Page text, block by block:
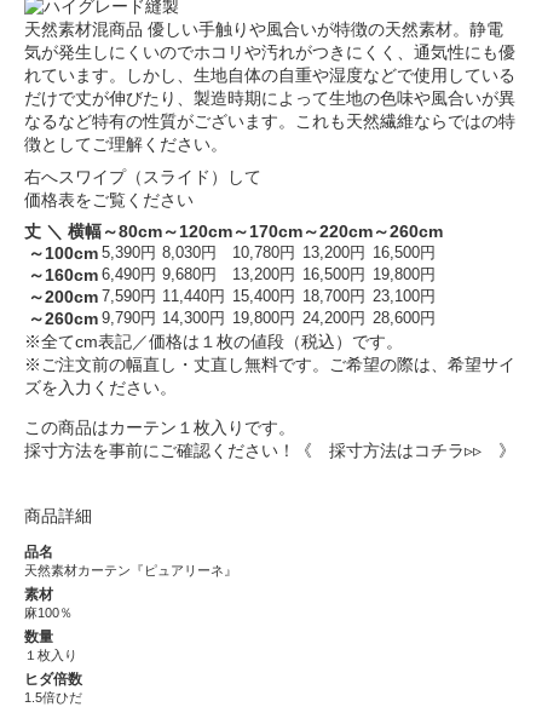
天然素材混商品 優しい手触りや風合いが特徴の天然素材。静電
気が発生しにくいのでホコリや汚れがつきにくく、通気性にも優
れています。しかし、生地自体の自重や湿度などで使用している
だけで丈が伸びたり、製造時期によって生地の色味や風合いが異
なるなど特有の性質がございます。これも天然繊維ならではの特
徴としてご理解ください。
右へスワイプ（スライド）して
価格表をご覧ください
丈 ＼ 横幅～80cm～120cm～170cm～220cm～260cm
～100cm 5,390円 8,030円 10,780円 13,200円 16,500円
～160cm 6,490円 9,680円 13,200円 16,500円 19,800円
～200cm 7,590円 11,440円 15,400円 18,700円 23,100円
～260cm 9,790円 14,300円 19,800円 24,200円 28,600円
※全てcm表記／価格は１枚の値段（税込）です。
※ご注文前の幅直し・丈直し無料です。ご希望の際は、希望サイ
ズを入力ください。
この商品はカーテン１枚入りです。
採寸方法を事前にご確認ください！
《 採寸方法はコチラ▹▹ 》
商品詳細
品名
天然素材カーテン『ピュアリーネ』
素材
麻100％
数量
１枚入り
ヒダ倍数
1.5倍ひだ